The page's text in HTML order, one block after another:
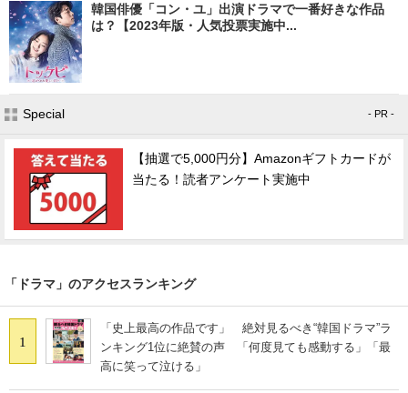
韓国俳優「コン・ユ」出演ドラマで一番好きな作品
は？【2023年版・人気投票実施中...
Special - PR -
【抽選で5,000円分】Amazonギフトカードが
当たる！読者アンケート実施中
「ドラマ」のアクセスランキング
1
「史上最高の作品です」 絶対見るべき“韓国ドラマ”ラ
ンキング1位に絶賛の声 「何度見ても感動する」「最
高に笑って泣ける」